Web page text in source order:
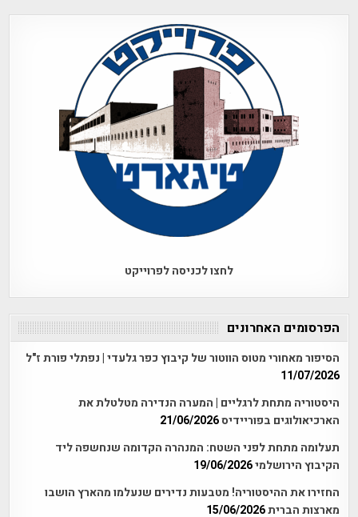
לחצו לכניסה לפרוייקט
הפרסומים האחרונים
הסיפור מאחורי מטוס הווטור של קיבוץ כפר גלעדי | נפתלי פורת ז"ל
11/07/2026
היסטוריה מתחת לרגליים | המערה הנדירה מטלטלת את
הארכיאולוגים בפוריידיס21/06/2026
תעלומה מתחת לפני השטח: המנהרה הקדומה שנחשפה ליד
הקיבוץ הירושלמי19/06/2026
החזירו את ההיסטוריה! מטבעות נדירים שנעלמו מהארץ הושבו
מארצות הברית15/06/2026